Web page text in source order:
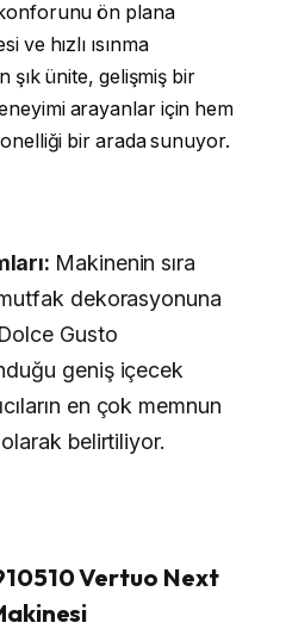
ön plana
ve hızlı ısınma
şık ünite, gelişmiş bir
arayanlar için hem
bir arada sunuyor.
Makinenin sıra
mutfak dekorasyonuna
Dolce Gusto
geniş içecek
en çok memnun
belirtiliyor.
Vertuo Next